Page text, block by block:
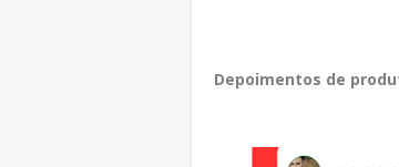
Depoimentos de